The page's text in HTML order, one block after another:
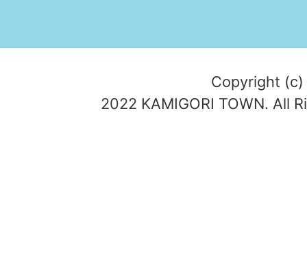
Copyright (c)
2022 KAMIGORI TOWN. All